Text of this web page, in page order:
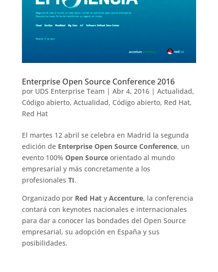
Enterprise Open Source Conference 2016
por UDS Enterprise Team | Abr 4, 2016| Actualidad,
Código abierto, Actualidad, Código abierto, Red Hat,
Red Hat
El martes 12 abril se celebra en Madrid la segunda
edición de Enterprise Open Source Conference, un
evento 100% Open Sourceorientado al mundo
empresarial y más concretamente a los
profesionales TI.
Organizado por Red Haty Accenture, la conferencia
contará con keynotes nacionales e internacionales
para dar a conocer las bondades del Open Source
empresarial, su adopción en España y sus
posibilidades.